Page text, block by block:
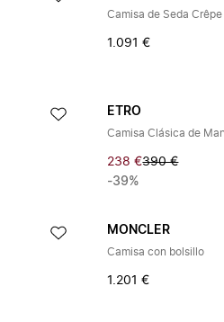
Camisa de Seda
1.091 €
ETRO
Camisa Clásica de
238 €390 €
-39%
MONCLER
Camisa con bolsillo
1.201 €